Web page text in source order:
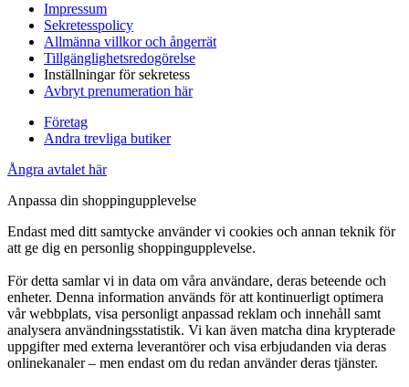
Impressum
Sekretesspolicy
Allmänna villkor och ångerrät
Tillgänglighetsredogörelse
Inställningar för sekretess
Avbryt prenumeration här
Företag
Andra trevliga butiker
Ångra avtalet här
Anpassa din shoppingupplevelse
Endast med ditt samtycke använder vi cookies och annan teknik för
att ge dig en personlig shoppingupplevelse.
För detta samlar vi in data om våra användare, deras beteende och
enheter. Denna information används för att kontinuerligt optimera
vår webbplats, visa personligt anpassad reklam och innehåll samt
analysera användningsstatistik. Vi kan även matcha dina krypterade
uppgifter med externa leverantörer och visa erbjudanden via deras
onlinekanaler – men endast om du redan använder deras tjänster.